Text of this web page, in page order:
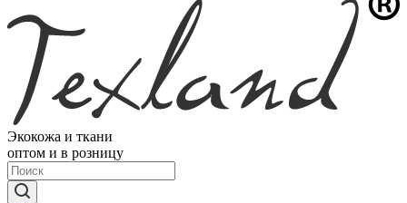
Экокожа и ткани
оптом и в розницу